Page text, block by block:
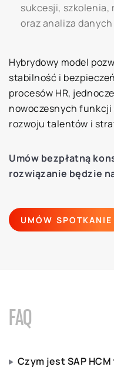
sukcesji, szkolenia,
oraz analiza
Hybrydowy model
stabilność i
procesów HR,
nowoczesnych
rozwoju talentów i
Umów bezpłatną
rozwiązanie będzie
UMÓW SPOTKANIE
FAQ
Czym jest SAP